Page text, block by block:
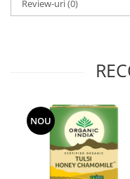
Tuse productivă
Vene varicoase,
venoasă
VItaminizare
Vulvovaginita Candidozica
Review-uri(0)
NOU